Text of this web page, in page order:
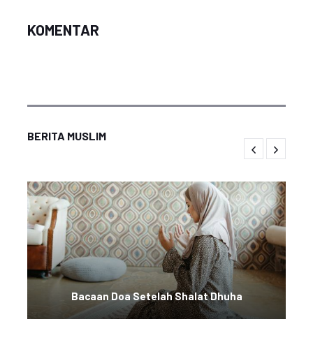
KOMENTAR
BERITA MUSLIM
Bacaan Doa Setelah Shalat Dhuha